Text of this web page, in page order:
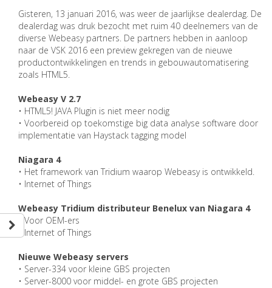
Gisteren, 13 januari 2016, was weer de jaarlijkse dealerdag. De
dealerdag was druk bezocht met ruim 40 deelnemers van de
diverse Webeasy partners. De partners hebben in aanloop
naar de VSK 2016 een preview gekregen van de nieuwe
productontwikkelingen en trends in gebouwautomatisering
zoals HTML5.
Webeasy V 2.7
• HTML5! JAVA Plugin is niet meer nodig
• Voorbereid op toekomstige big data analyse software door
implementatie van Haystack tagging model
Niagara 4
• Het framework van Tridium waarop Webeasy is ontwikkeld.
• Internet of Things
Webeasy Tridium distributeur Benelux van Niagara 4
• Voor OEM-ers
• Internet of Things
Nieuwe Webeasy servers
• Server-334 voor kleine GBS projecten
• Server-8000 voor middel- en grote GBS projecten